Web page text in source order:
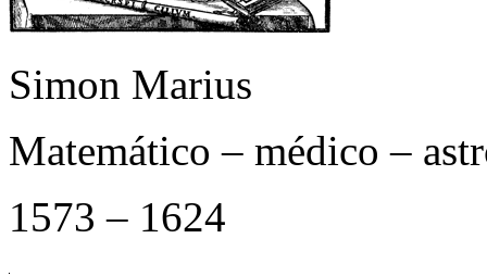
Simon Marius
Matemático – médico –
1573 – 1624